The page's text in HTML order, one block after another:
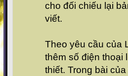
cho đối chiếu lại
viết.
Theo yêu cầu của
thêm số điện thoại
thiết. Trong bài